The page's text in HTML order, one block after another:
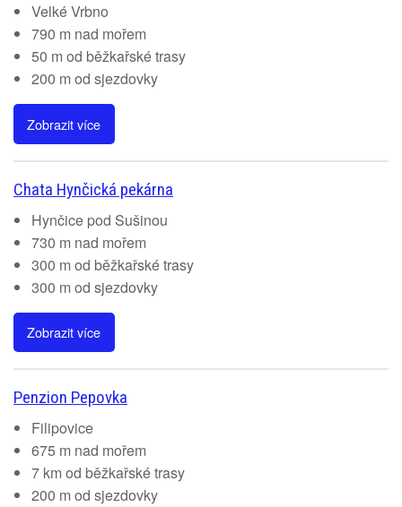
Velké Vrbno
790 m nad mořem
50 m od běžkařské trasy
200 m od sjezdovky
Zobrazit více
Chata Hynčická pekárna
Hynčice pod Sušinou
730 m nad mořem
300 m od běžkařské trasy
300 m od sjezdovky
Zobrazit více
Penzion Pepovka
Filipovice
675 m nad mořem
7 km od běžkařské trasy
200 m od sjezdovky